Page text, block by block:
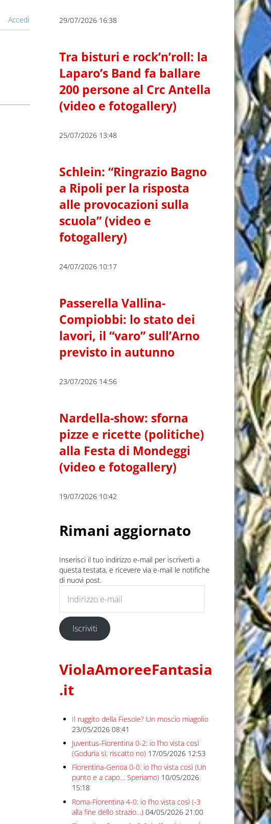
Accedi 29/07/2026 16:38
Tra bisturi e rock’n’roll: la
Laparo’s Band fa ballare
200 persone al Crc Antella
(video e fotogallery)
25/07/2026 13:48
Schlein: “Ringrazio Bagno
a Ripoli per la risposta
alle provocazioni sulla
scuola” (video e
fotogallery)
24/07/2026 10:17
Passerella Vallina-
Compiobbi: lo stato dei
lavori, il “varo” sull’Arno
previsto in autunno
23/07/2026 14:56
Nardella-show: sforna
pizze e ricette (politiche)
alla Festa di Mondeggi
(video e fotogallery)
19/07/2026 10:42
Rimani aggiornato
Inserisci il tuo indirizzo e-mail per iscriverti a
questa testata, e ricevere via e-mail le notifiche
di nuovi post.
Iscriviti
ViolaAmoreeFantasia
.it
Il ruggito della Fiesole? Un moscio miagolio
23/05/2026 08:41
Juventus-Fiorentina 0-2: io l’ho vista così
(Goduria sì, riscatto no) 17/05/2026 12:53
Fiorentina-Genoa 0-0: io l’ho vista così (Un
punto e a capo… Speriamo) 10/05/2026
15:18
Roma-Fiorentina 4-0: io l’ho vista così (-3
alla fine dello strazio…) 04/05/2026 21:00